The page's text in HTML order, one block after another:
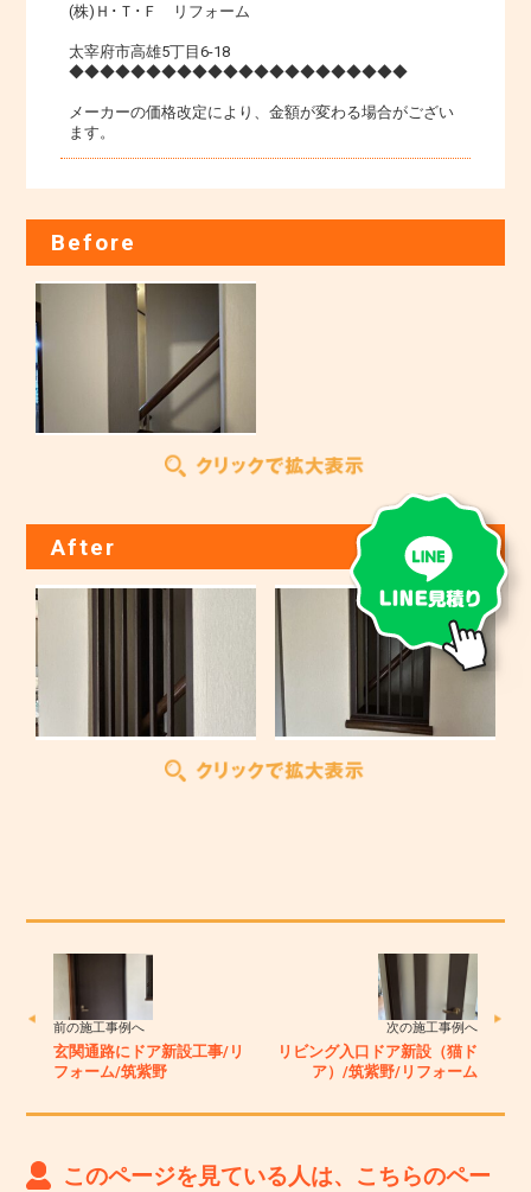
(株)Ｈ･Ｔ･Ｆ リフォーム
太宰府市高雄5丁目6-18
◆◆◆◆◆◆◆◆◆◆◆◆◆◆◆◆◆◆◆◆◆◆
メーカーの価格改定により、金額が変わる場合がござい
ます。
Before
After
前の施工事例へ
玄関通路にドア新設工事/リ
フォーム/筑紫野
次の施工事例へ
リビング入口ドア新設（猫ド
ア）/筑紫野/リフォーム
このページを見ている人は、こちらのペー